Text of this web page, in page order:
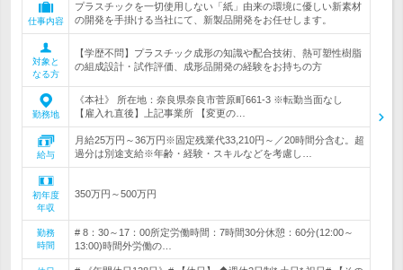
仕事内容
プラスチックを一切使用しない「紙」由来の環境に優しい新素材
の開発を手掛ける当社にて、新製品開発をお任せします。
対象と
なる方
【学歴不問】プラスチック成形の知識や配合技術、熱可塑性樹脂
の組成設計・試作評価、成形品開発の経験をお持ちの方
勤務地
《本社》 所在地：奈良県奈良市菅原町661-3 ※転勤当面なし
【雇入れ直後】上記事業所 【変更の…
給与
月給25万円～36万円※固定残業代33,210円～／20時間分含む。超
過分は別途支給※年齢・経験・スキルなどを考慮し…
初年度
年収
350万円～500万円
勤務
時間
# 8：30～17：00所定労働時間：7時間30分休憩：60分(12:00～
13:00)時間外労働の…